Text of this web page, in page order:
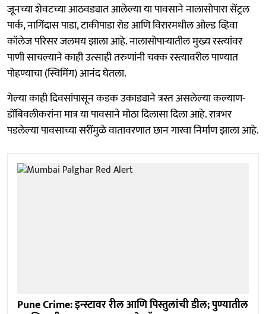
जूनच्या शेवटच्या आठवड्यात आलेल्या या पावसाने नालासोपारा सेंट्रल
पार्क, नागिंदास पाडा, टाकीपाडा रोड आणि विरारमधील ओल्ड व्हिवा
कॉलेज परिसर जलमय झाला आहे. नालासोपाऱ्यातील मुख्य रस्त्यांवर
पाणी साचल्याने काही उत्साही तरुणांनी चक्क रस्त्यावरील पाण्यात
पोहण्याचा (स्विमिंग) आनंद घेतला.
गेल्या काही दिवसांपासून कडक उकाड्याने त्रस्त असलेल्या कल्याण-
डोंबिवलीकरांना मात्र या पावसाने मोठा दिलासा दिला आहे. रात्रभर
पडलेल्या पावसाच्या सरींमुळे वातावरणात छान गारवा निर्माण झाला आहे.
Pune Crime: इन्स्टावर रील आणि पिस्तुलांची डील; पुण्यातील